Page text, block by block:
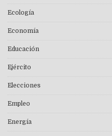
Ecología
Economía
Educación
Ejército
Elecciones
Empleo
Energía